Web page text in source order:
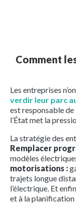
Comment
Les entreprises
verdir leur parc
est responsable de
l’État met la
La stratégie des
Remplacer
modèles
motorisations :
trajets longue
l’électrique. Et
et à la planification